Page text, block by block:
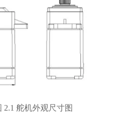
2.1 舵机外观尺寸图